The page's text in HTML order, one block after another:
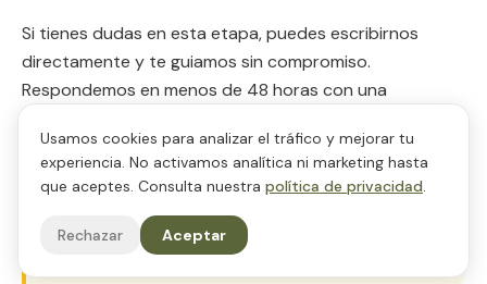
Si tienes dudas en esta etapa, puedes escribirnos
directamente y te guiamos sin compromiso.
Respondemos en menos de 48 horas con una
PRO TIP
competidores en tu nicho y qué precio manejan. Eso
define tu diferenciador.
Usamos cookies para analizar el tráfico y mejorar tu
experiencia. No activamos analítica ni marketing hasta
que aceptes. Consulta nuestra política de privacidad.
Rechazar Aceptar